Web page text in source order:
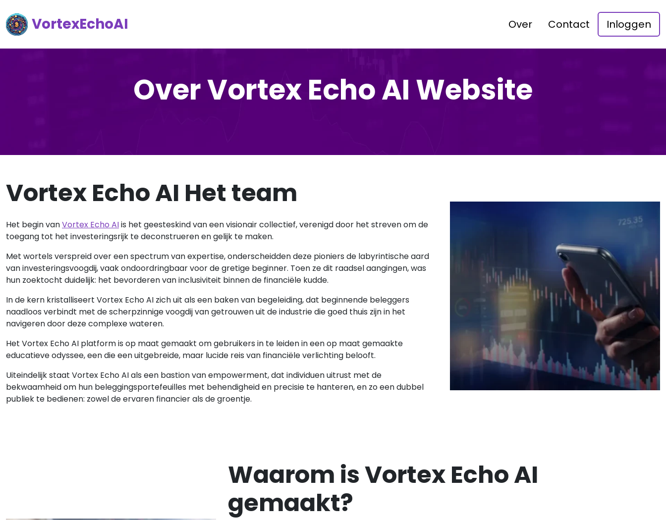
VortexEchoAI Over Contact Inloggen
Over Vortex Echo AI Website
Vortex Echo AI Het team
Het begin vanVortex Echo AIis het geesteskind van een visionair collectief, verenigd door het streven om de
toegang tot het investeringsrijk te deconstrueren en gelijk te maken.
Met wortels verspreid over een spectrum van expertise, onderscheidden deze pioniers de labyrintische aard
van investeringsvoogdij, vaak ondoordringbaar voor de gretige beginner. Toen ze dit raadsel aangingen, was
hun zoektocht duidelijk: het bevorderen van inclusiviteit binnen de financiële kudde.
In de kern kristalliseert Vortex Echo AI zich uit als een baken van begeleiding, dat beginnende beleggers
naadloos verbindt met de scherpzinnige voogdij van getrouwen uit de industrie die goed thuis zijn in het
navigeren door deze complexe wateren.
Het Vortex Echo AI platform is op maat gemaakt om gebruikers in te leiden in een op maat gemaakte
educatieve odyssee, een die een uitgebreide, maar lucide reis van financiële verlichting belooft.
Uiteindelijk staat Vortex Echo AI als een bastion van empowerment, dat individuen uitrust met de
bekwaamheid om hun beleggingsportefeuilles met behendigheid en precisie te hanteren, en zo een dubbel
publiek te bedienen: zowel de ervaren financier als de groentje.
Waarom is Vortex Echo AI
gemaakt?